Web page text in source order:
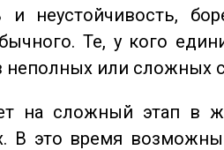
и неустойчивость,
Те, у кого
неполных или сложных
на сложный этап в
В это время возможны